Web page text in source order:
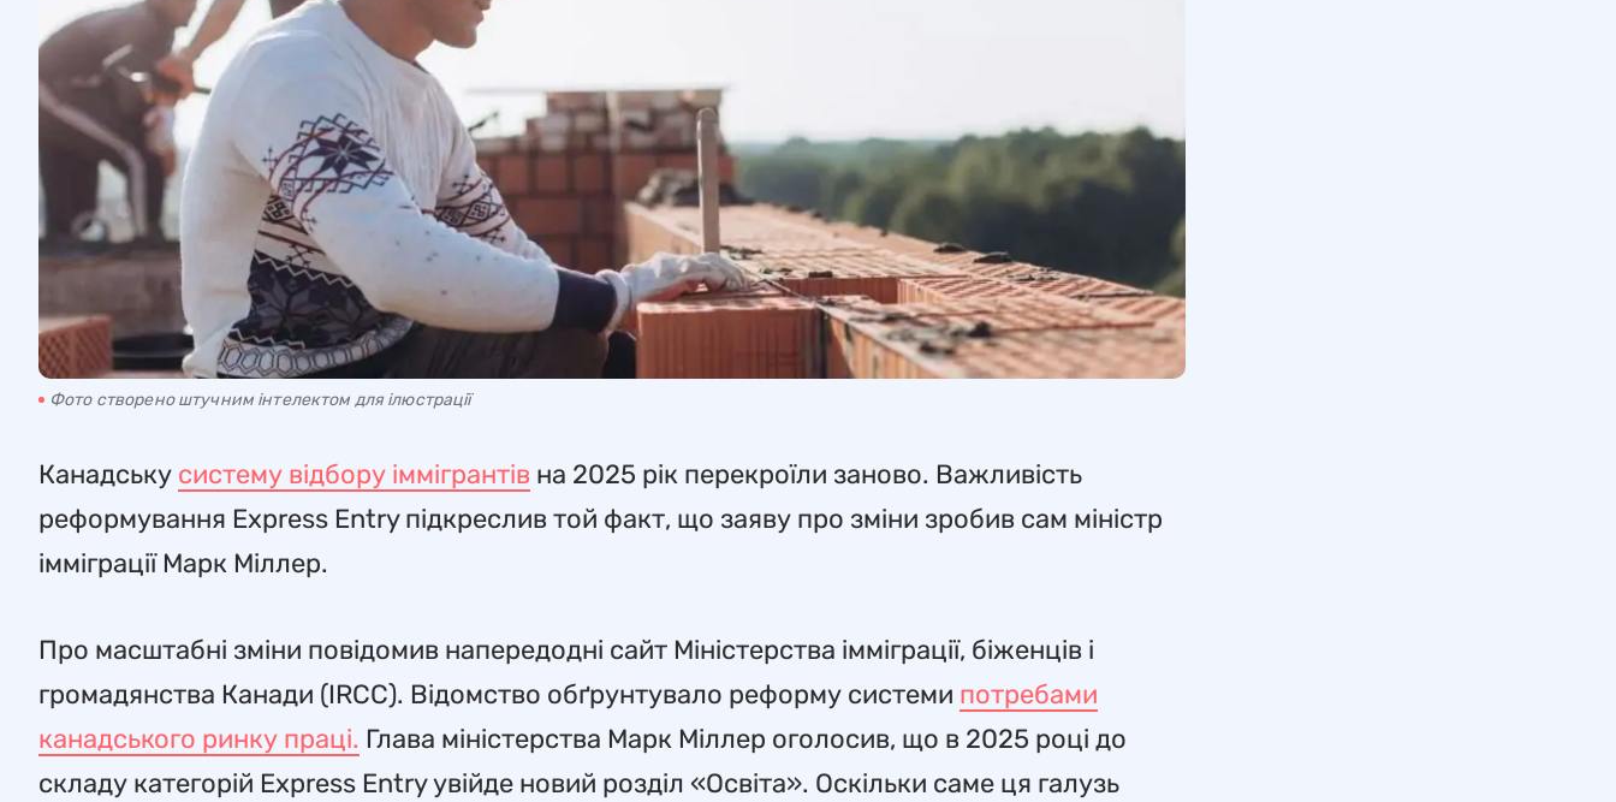
Фото створено штучним інтелектом для ілюстрації
Канадську систему відбору іммігрантів на 2025 рік перекроїли заново. Важливість
реформування Express Entry підкреслив той факт, що заяву про зміни зробив сам міністр
імміграції Марк Міллер.
Про масштабні зміни повідомив напередодні сайт Міністерства імміграції, біженців і
громадянства Канади (IRCC). Відомство обґрунтувало реформу системи потребами
канадського ринку праці. Глава міністерства Марк Міллер оголосив, що в 2025 році до
складу категорій Express Entry увійде новий розділ «Освіта». Оскільки саме ця галузь